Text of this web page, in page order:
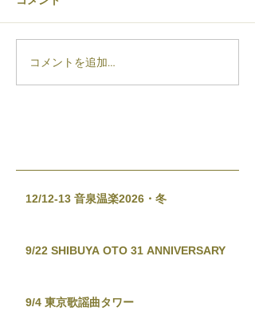
コメントを追加…
12/12-13 音泉温楽2026・冬
9/22 SHIBUYA OTO 31 ANNIVERSARY
9/4 東京歌謡曲タワー